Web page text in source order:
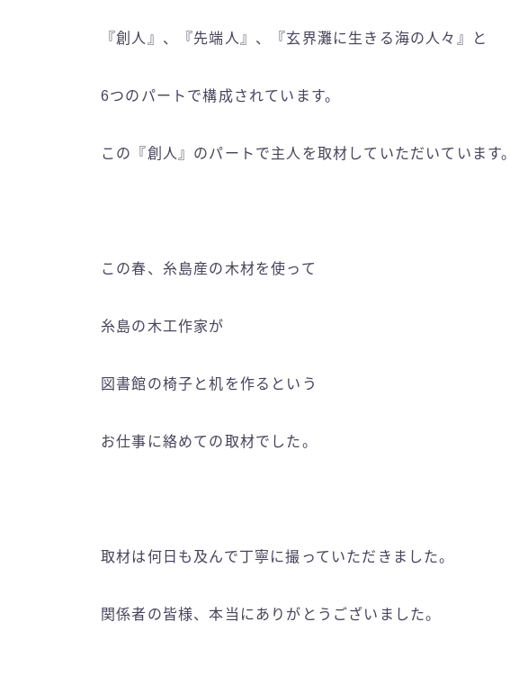
『創人』、『先端人』、『玄界灘に生きる海の人々』と
6つのパートで構成されています。
この『創人』のパートで主人を取材していただいています。
この春、糸島産の木材を使って
糸島の木工作家が
図書館の椅子と机を作るという
お仕事に絡めての取材でした。
取材は何日も及んで丁寧に撮っていただきました。
関係者の皆様、本当にありがとうございました。